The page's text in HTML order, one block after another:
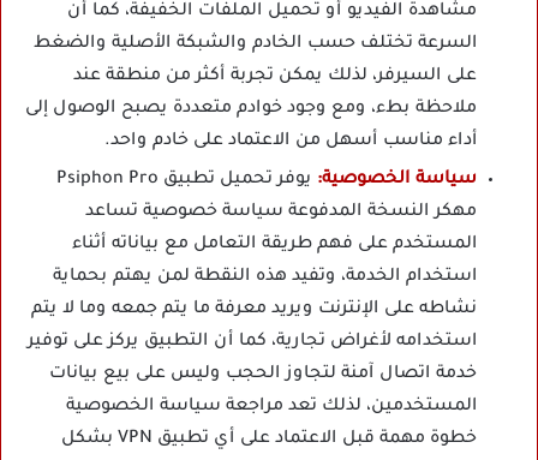
مشاهدة الفيديو أو تحميل الملفات الخفيفة، كما أن
السرعة تختلف حسب الخادم والشبكة الأصلية والضغط
على السيرفر، لذلك يمكن تجربة أكثر من منطقة عند
ملاحظة بطء، ومع وجود خوادم متعددة يصبح الوصول إلى
أداء مناسب أسهل من الاعتماد على خادم واحد.
سياسة الخصوصية:
يوفر تحميل تطبيق Psiphon Pro
مهكر النسخة المدفوعة سياسة خصوصية تساعد
المستخدم على فهم طريقة التعامل مع بياناته أثناء
استخدام الخدمة، وتفيد هذه النقطة لمن يهتم بحماية
نشاطه على الإنترنت ويريد معرفة ما يتم جمعه وما لا يتم
استخدامه لأغراض تجارية، كما أن التطبيق يركز على توفير
خدمة اتصال آمنة لتجاوز الحجب وليس على بيع بيانات
المستخدمين، لذلك تعد مراجعة سياسة الخصوصية
خطوة مهمة قبل الاعتماد على أي تطبيق VPN بشكل